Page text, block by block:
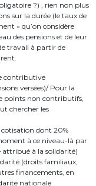
?) , rien non plus
sur la durée (le taux de
» qu’on considère
des pensions et de leur
travail à partir de
contributive
versées)/ Pour la
points non contributifs,
chercher les
dont 20%
à ce niveau-là par
attribué à la solidarité)
(droits familiaux,
financements, en
nationale